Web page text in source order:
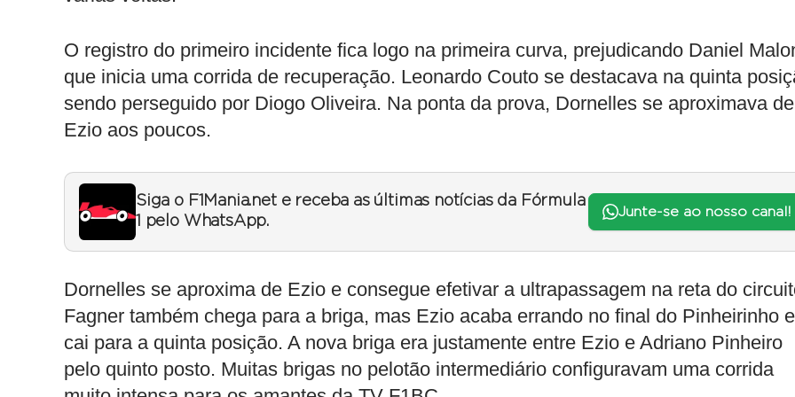
O registro do primeiro incidente fica logo na primeira curva, prejudicando Daniel
que inicia uma corrida de recuperação. Leonardo Couto se destacava na quinta
sendo perseguido por Diogo Oliveira. Na ponta da prova, Dornelles se aproximava de
Ezio aos poucos.
Siga o F1Mania.net e receba as últimas notícias da Fórmula
1 pelo WhatsApp.
Junte-se ao nosso canal!
Dornelles se aproxima de Ezio e consegue efetivar a ultrapassagem na reta do
Fagner também chega para a briga, mas Ezio acaba errando no final do Pinheirinho e
cai para a quinta posição. A nova briga era justamente entre Ezio e Adriano Pinheiro
pelo quinto posto. Muitas brigas no pelotão intermediário configuravam uma corrida